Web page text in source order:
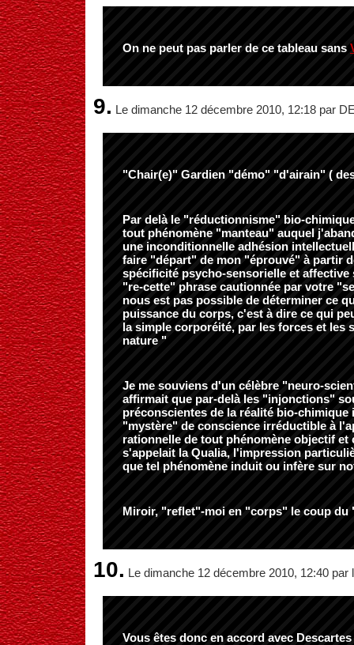
On ne peut pas parler de ce tableau sans
9. Le dimanche 12 décembre 2010, 12:18 par
"Chair(e)" Gardien "démo" "d'airain" (
Par delà le "réductionnisme" bio-
tout phénomène "manteau" auquel
une inconditionnelle adhésion
faire "départ" de mon "éprouvé" à partir
spécificité psycho-sensorielle et affective
"re-cette" phrase cautionnée par votre
nous est pas possible de déterminer ce
puissance du corps, c'est à dire ce qui
la simple corporéité, par les forces et les
nature "
Je me souviens d'un célèbre "neuro-
affirmait que par-delà les "injonctions"
préconscientes de la réalité bio-chimique
"mystère" de conscience irréductible à
rationnelle de tout phénomène objectif et
s'appelait la Qualia, l'impression
que tel phénomène induit ou infère sur
Miroir, "reflet"-moi en "corps" le coup du
10. Le dimanche 12 décembre 2010, 12:40 par
Vous êtes donc en accord avec